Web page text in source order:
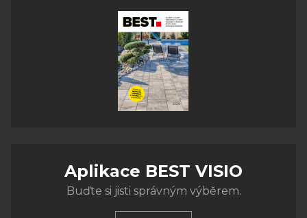
Aplikace BEST VISIO
Buďte si jisti správným výběrem.